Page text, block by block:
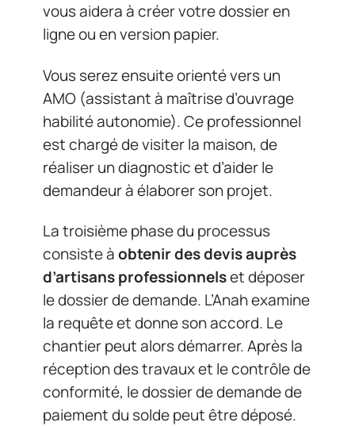
vous aidera à créer votre dossier en
ligne ou en version papier.
Vous serez ensuite orienté vers un
AMO (assistant à maîtrise d’ouvrage
habilité autonomie). Ce professionnel
est chargé de visiter la maison, de
réaliser un diagnostic et d’aider le
demandeur à élaborer son projet.
La troisième phase du processus
consiste àobtenir des devis auprès
d’artisans professionnelset déposer
le dossier de demande. L’Anah examine
la requête et donne son accord. Le
chantier peut alors démarrer. Après la
réception des travaux et le contrôle de
conformité, le dossier de demande de
paiement du solde peut être déposé.